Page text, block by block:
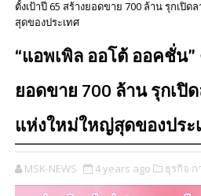
ตั้งเป้าปี 65 สร้างยอดขาย 700 ล้าน รุกเปิ
สุดของประเทศ
“แอพเพิล ออโต้ ออคชั่น”
ยอดขาย 700 ล้าน รุกเปิ
แห่งใหม่ใหญ่สุดของประ
MSK-NEWS 4 years ago ธุรกิจ ก